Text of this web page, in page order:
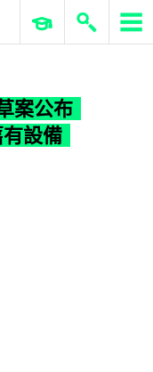
ERP 與商業 AI
案公布
設備